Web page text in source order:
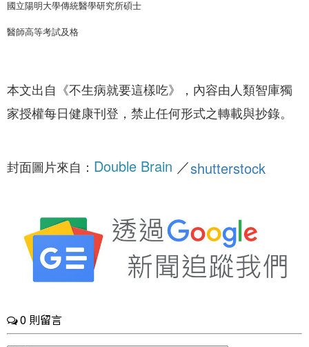
國立陽明大學傳統醫學研究所碩士
醫師高等考試及格
本文出自《不生病就要這樣吃》，內容由人類智庫獨
家授權每日健康刊登，禁止任何形式之轉載與抄錄。
封面圖片來自： Double Brain ／shutterstock